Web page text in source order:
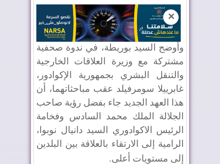
✕
وأوضح السيد بوريطة، في ندوة صحفية
مشتركة مع وزيرة العلاقات الخارجية
والتنقل البشري بجمهورية الإكوادور،
غابرييلا سومرفيلد عقب مباحثاتهما، أن
هذا العهد الجديد جاء بفضل رؤية صاحب
الجلالة الملك محمد السادس وفخامة
الرئيس الاكوادوري السيد دانيال نوبوا،
الرامية إلى الارتقاء بالعلاقة بين البلدين
إلى مستويات أعلى.